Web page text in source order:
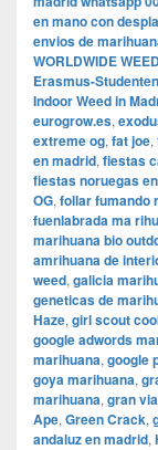
en mano con
envios de
WORLDWIDE
Erasmus-
Indoor Weed in
eurogrow.es,
extreme og, fat joe,
en madrid, fiestas
fiestas noruegas
OG, follar fumando
fuenlabrada ma
marihuana bio
amrihuana de
weed, galicia
geneticas de
Haze, girl scout
google adwords
marihuana, google
goya marihuana,
marihuana, gran
Ape, Green Crack,
andaluz en madrid,